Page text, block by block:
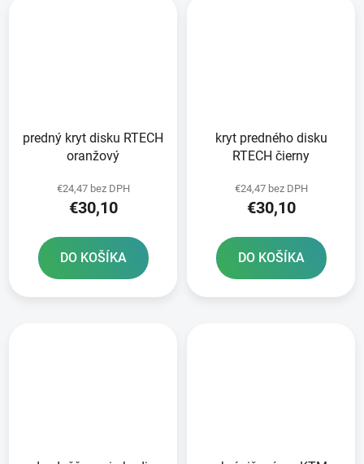
predný kryt disku RTECH
oranžový
€24,47 bez DPH
€30,10
DO KOŠÍKA
kryt predného disku
RTECH čierny
€24,47 bez DPH
€30,10
DO KOŠÍKA